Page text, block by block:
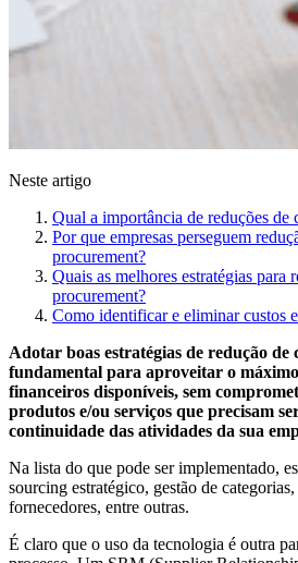
Neste artigo
Qual a importância de reduções de
Por que empresas perseguem
procurement?
Quais as melhores estratégias para
procurement?
Como identificar e eliminar custos
Adotar boas estratégias de redução de
fundamental para aproveitar o
financeiros disponíveis, sem
produtos e/ou serviços que precisam
continuidade das atividades da sua
Na lista do que pode ser implementado,
sourcing estratégico, gestão de
fornecedores, entre outras.
É claro que o uso da tecnologia é outra